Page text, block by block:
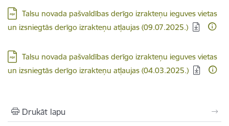
Lejupielādēt:
Talsu novada pašvaldības derīgo izrakteņu ieguves vietas
un izsniegtās derīgo izrakteņu atļaujas (09.07.2025.)
Lejupielādēt:
Talsu novada pašvaldības derīgo izrakteņu ieguves vietas
un izsniegtās derīgo izrakteņu atļaujas (04.03.2025.)
Drukāt lapu